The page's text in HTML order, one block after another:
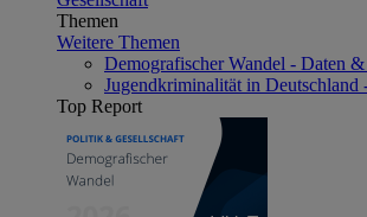
Themen
Weitere Themen
Demografischer Wandel - Daten &
Jugendkriminalität in Deutschland
Top Report